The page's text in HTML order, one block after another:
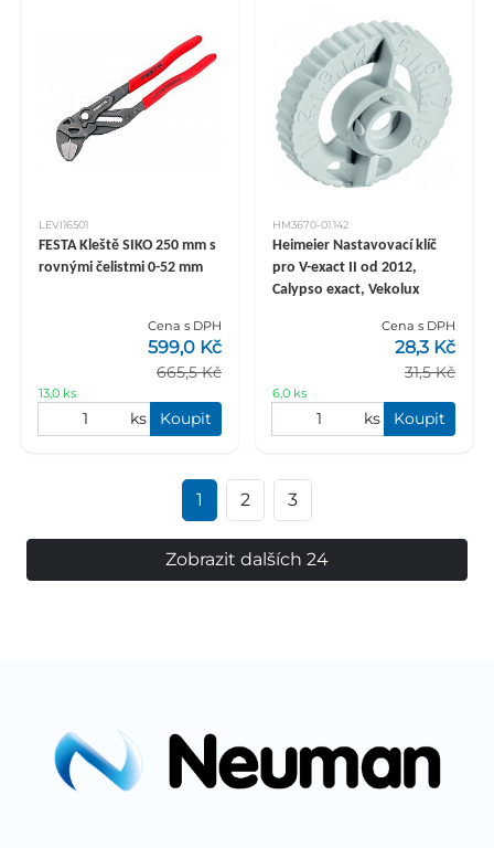
LEVI16501
FESTA Kleště SIKO 250 mm s
rovnými čelistmi 0-52 mm
Cena s DPH
665,5 Kč
599,0 Kč
13,0 ks
ks Koupit
HM3670-01.142
Heimeier Nastavovací klíč
pro V-exact II od 2012,
Calypso exact, Vekolux
Cena s DPH
31,5 Kč
28,3 Kč
6,0 ks
ks Koupit
1 2 3
Zobrazit dalších 24